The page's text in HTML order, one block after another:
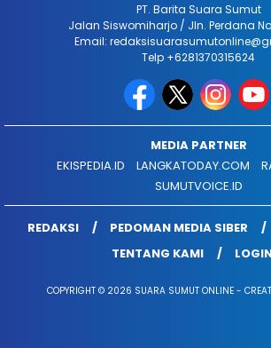
PT. Barita Suara Sumut
Jalan Siswomiharjo / Jln. Perdana
Email:
Telp +6281370315624
MEDIA PARTNER
EKISPEDIA.ID
LANGKATODAY.COM
SUMUTVOICE.ID
REDAKSI PEDOMAN MEDIA SIBER
TENTANG KAMI
COPYRIGHT © 2026 SUARA SUMUT ONLINE -